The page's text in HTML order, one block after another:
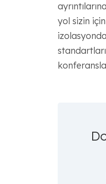
yol sizin